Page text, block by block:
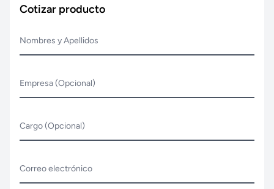
Cotizar producto
Nombres y Apellidos
Empresa (Opcional)
Cargo (Opcional)
Correo electrónico